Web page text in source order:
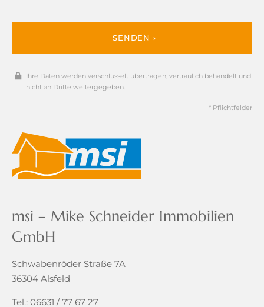
SENDEN ›
Ihre Daten werden verschlüsselt übertragen, vertraulich behandelt und
nicht an Dritte weitergegeben.
* Pflichtfelder
msi – Mike Schneider Immobilien
GmbH
Schwabenröder Straße 7A
36304 Alsfeld
Tel.: 06631 / 77 67 27